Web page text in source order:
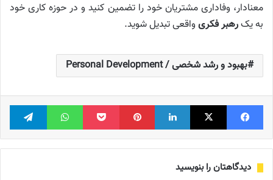
معنادار، وفاداری مشتریان خود را تضمین کنید و در حوزه کاری خود
به یکرهبر فکری واقعی تبدیل شوید.
بهبود و رشد شخصی / Personal Development
فیس بوک X لینکدین ‫پین‌ترست پاکت واتس آپ
دیدگاهتان را بنویسید